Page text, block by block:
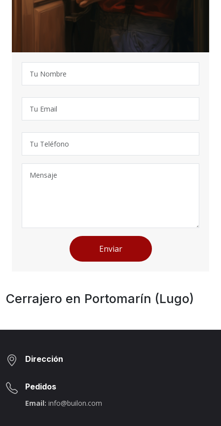
Enviar
Cerrajero en Portomarín (Lugo)
Dirección
Pedidos
Email: info@builon.com